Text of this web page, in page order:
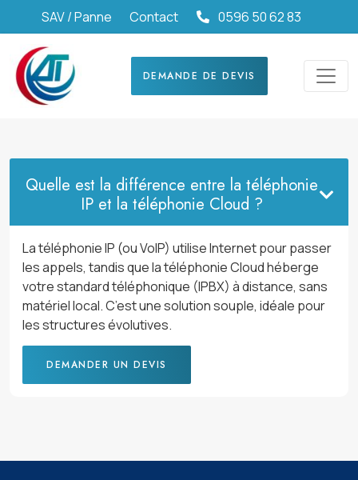
SAV / Panne Contact 0596 50 62 83
DEMANDE DE DEVIS
Quelle est la différence entre la téléphonie
IP et la téléphonie Cloud ?
La téléphonie IP (ou VoIP) utilise Internet pour passer
les appels, tandis que la téléphonie Cloud héberge
votre standard téléphonique (IPBX) à distance, sans
matériel local. C’est une solution souple, idéale pour
les structures évolutives.
DEMANDER UN DEVIS